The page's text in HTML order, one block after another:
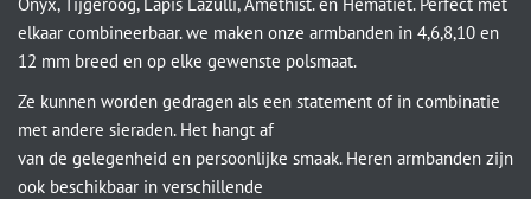
elkaar combineerbaar. we maken onze armbanden in 4,6,8,10 en
12 mm breed en op elke gewenste polsmaat.
Ze kunnen worden gedragen als een statement of in combinatie
met andere sieraden. Het hangt af
van de gelegenheid en persoonlijke smaak. Heren armbanden zijn
ook beschikbaar in verschillende